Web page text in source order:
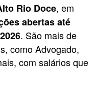
Rio Doce, em
abertas até
. São mais de
como Advogado,
com salários que